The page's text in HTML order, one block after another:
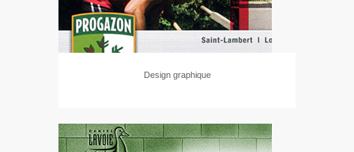
Design graphique